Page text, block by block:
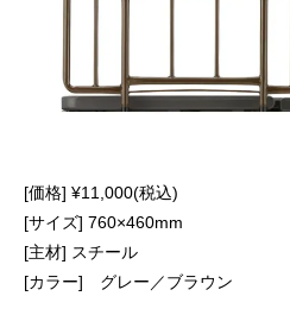
[価格] ¥11,000(税込)
[サイズ] 760×460mm
[主材] スチール
[カラー] グレー／ブラウン